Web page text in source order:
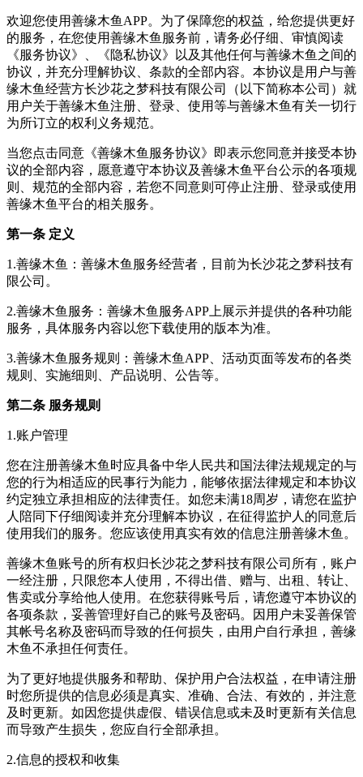
欢迎您使用善缘木鱼APP。为了保障您的权益，给您提供更好
的服务，在您使用善缘木鱼服务前，请务必仔细、审慎阅读
《服务协议》、《隐私协议》以及其他任何与善缘木鱼之间的
协议，并充分理解协议、条款的全部内容。本协议是用户与善
缘木鱼经营方长沙花之梦科技有限公司（以下简称本公司）就
用户关于善缘木鱼注册、登录、使用等与善缘木鱼有关一切行
为所订立的权利义务规范。
当您点击同意《善缘木鱼服务协议》即表示您同意并接受本协
议的全部内容，愿意遵守本协议及善缘木鱼平台公示的各项规
则、规范的全部内容，若您不同意则可停止注册、登录或使用
善缘木鱼平台的相关服务。
第一条 定义
1.善缘木鱼：善缘木鱼服务经营者，目前为长沙花之梦科技有
限公司。
2.善缘木鱼服务：善缘木鱼服务APP上展示并提供的各种功能
服务，具体服务内容以您下载使用的版本为准。
3.善缘木鱼服务规则：善缘木鱼APP、活动页面等发布的各类
规则、实施细则、产品说明、公告等。
第二条 服务规则
1.账户管理
您在注册善缘木鱼时应具备中华人民共和国法律法规规定的与
您的行为相适应的民事行为能力，能够依据法律规定和本协议
约定独立承担相应的法律责任。如您未满18周岁，请您在监护
人陪同下仔细阅读并充分理解本协议，在征得监护人的同意后
使用我们的服务。您应该使用真实有效的信息注册善缘木鱼。
善缘木鱼账号的所有权归长沙花之梦科技有限公司所有，账户
一经注册，只限您本人使用，不得出借、赠与、出租、转让、
售卖或分享给他人使用。在您获得账号后，请您遵守本协议的
各项条款，妥善管理好自己的账号及密码。因用户未妥善保管
其帐号名称及密码而导致的任何损失，由用户自行承担，善缘
木鱼不承担任何责任。
为了更好地提供服务和帮助、保护用户合法权益，在申请注册
时您所提供的信息必须是真实、准确、合法、有效的，并注意
及时更新。如因您提供虚假、错误信息或未及时更新有关信息
而导致产生损失，您应自行全部承担。
2.信息的授权和收集